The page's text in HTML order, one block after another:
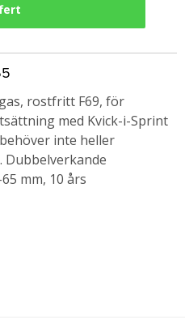
rostfritt F69, för
med Kvick-i-Sprint
inte heller
mm, 10 års